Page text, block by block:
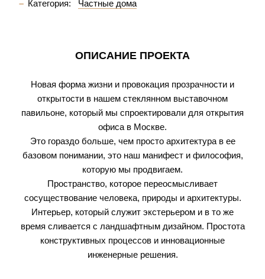
Категория:
Частные дома
ОПИСАНИЕ ПРОЕКТА
Новая форма жизни и провокация прозрачности и
открытости в нашем стеклянном выставочном
павильоне, который мы спроектировали для открытия
офиса в Москве.
Это гораздо больше, чем просто архитектура в ее
базовом понимании, это наш манифест и философия,
которую мы продвигаем.
Пространство, которое переосмысливает
сосуществование человека, природы и архитектуры.
Интерьер, который служит экстерьером и в то же
время сливается с ландшафтным дизайном. Простота
конструктивных процессов и инновационные
инженерные решения.